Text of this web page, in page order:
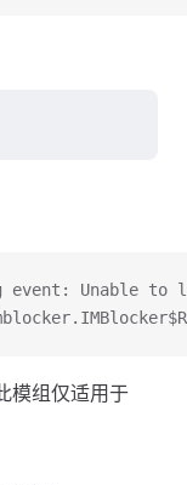
event: Unable to
模组仅适用于